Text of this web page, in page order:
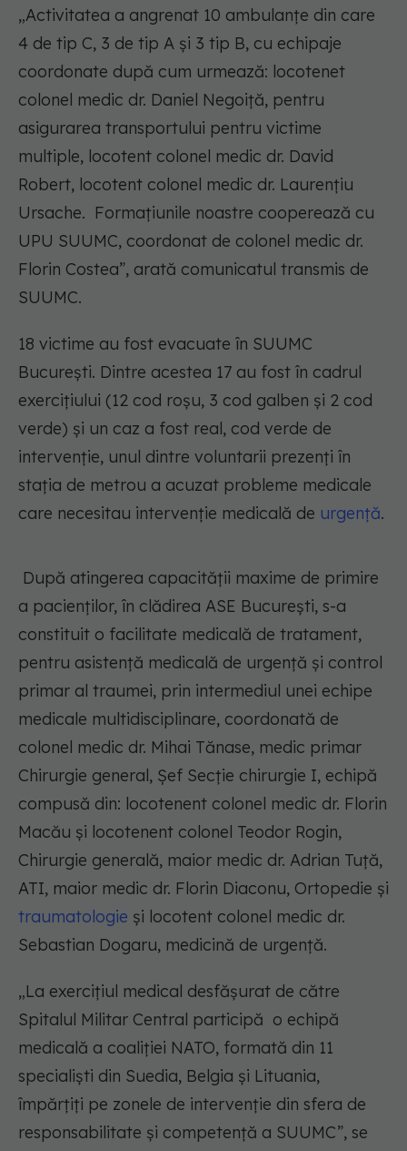
„Activitatea a angrenat 10 ambulanţe din care
4 de tip C, 3 de tip A şi 3 tip B, cu echipaje
coordonate după cum urmează: locotenet
colonel medic dr. Daniel Negoiţă, pentru
asigurarea transportului pentru victime
multiple, locotent colonel medic dr. David
Robert, locotent colonel medic dr. Laurenţiu
Ursache. Formaţiunile noastre cooperează cu
UPU SUUMC, coordonat de colonel medic dr.
Florin Costea”, arată comunicatul transmis de
SUUMC.
18 victime au fost evacuate în SUUMC
Bucureşti. Dintre acestea 17 au fost în cadrul
exerciţiului (12 cod roşu, 3 cod galben şi 2 cod
verde) şi un caz a fost real, cod verde de
intervenţie, unul dintre voluntarii prezenţi în
staţia de metrou a acuzat probleme medicale
care necesitau intervenţie medicală de urgenţă.
După atingerea capacităţii maxime de primire
a pacienţilor, în clădirea ASE Bucureşti, s-a
constituit o facilitate medicală de tratament,
pentru asistenţă medicală de urgenţă şi control
primar al traumei, prin intermediul unei echipe
medicale multidisciplinare, coordonată de
colonel medic dr. Mihai Tănase, medic primar
Chirurgie general, Şef Secţie chirurgie I, echipă
compusă din: locotenent colonel medic dr. Florin
Macău şi locotenent colonel Teodor Rogin,
Chirurgie generală, maior medic dr. Adrian Tuţă,
ATI, maior medic dr. Florin Diaconu, Ortopedie şi
traumatologie şi locotent colonel medic dr.
Sebastian Dogaru, medicină de urgenţă.
„La exerciţiul medical desfăşurat de către
Spitalul Militar Central participă o echipă
medicală a coaliţiei NATO, formată din 11
specialişti din Suedia, Belgia şi Lituania,
împărţiţi pe zonele de intervenţie din sfera de
responsabilitate şi competenţă a SUUMC”, se